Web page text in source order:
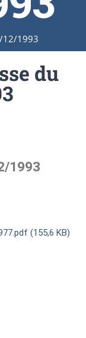
12/1993
du
1993
(155,6 KB)